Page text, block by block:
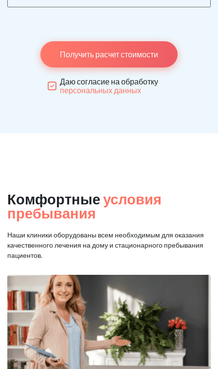
Получить расчет стоимости
Даю согласие на обработку
персональных данных
Комфортные условия
пребывания
Наши клиники оборудованы всем необходимым для оказания
качественного лечения на дому и стационарного пребывания
пациентов.